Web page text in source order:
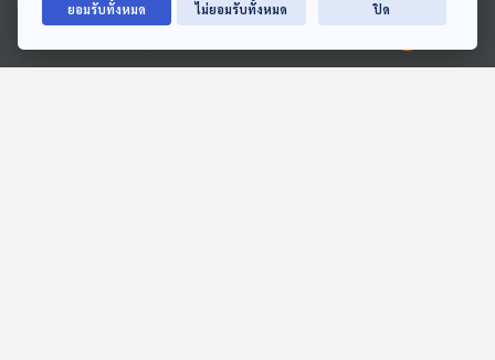
Ⓒ 2020 องค์การกระจายเสียงและแพร่ภาพสาธารณะแห่งประเทศไทย
ตอนที่เกี่ยวข้อง
ยอมรับทั้งหมด ไม่ยอมรับทั้งหมด ปิด